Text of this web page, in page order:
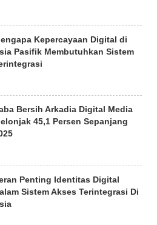
Kepercayaan Digital di
Pasifik Membutuhkan Sistem
Bersih Arkadia Digital Media
45,1 Persen Sepanjang
Penting Identitas Digital
Sistem Akses Terintegrasi Di